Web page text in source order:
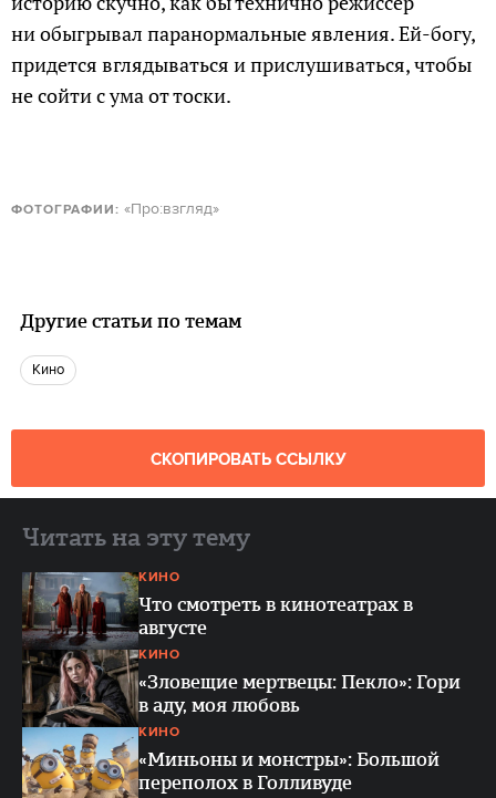
ни обыгрывал паранормальные явления. Ей-богу,
придется вглядываться и прислушиваться, чтобы
не сойти с ума от тоски.
ФОТОГРАФИИ: «Про:взгляд»
Другие статьи по темам
кино
СКОПИРОВАТЬ ССЫЛКУ
Читать на эту тему
КИНО
Что смотреть в кинотеатрах в
августе
КИНО
«Зловещие мертвецы: Пекло»: Гори
в аду, моя любовь
КИНО
«Миньоны и монстры»: Большой
переполох в Голливуде